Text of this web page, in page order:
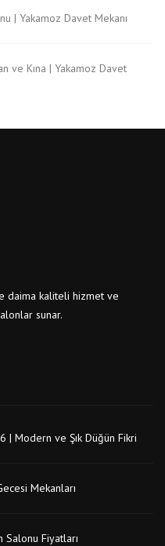
| Yakamoz Davet Mekanı
ve Kına | Yakamoz Davet
daima kaliteli hizmet ve
sunar.
Modern ve Şık Düğün Fikri
Mekanları
Fiyatları